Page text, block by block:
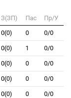
З(ЗП) Пас
Пр/У
0(0) 0 0/0
0(0) 1 0/0
0(0) 0 0/0
0(0) 0 0/0
0(0) 0 0/0